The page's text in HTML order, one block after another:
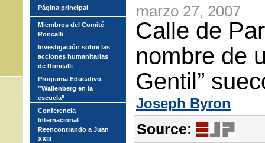
marzo 27, 2007
Calle de
nombre de
Gentil”
Joseph Byron
Source:
Página principal
Miembros del Comité
Roncalli
Investigación sobre las
acciones humanitarias
de Roncalli
Programa Educativo
”Wallenberg en la
escuela”
Conferencia
Internacional
Reencontrando a Juan
XXIII